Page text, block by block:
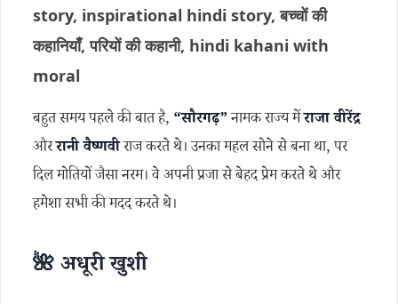
story, inspirational hindi story, बच्चों की
कहानियाँ, परियों की कहानी, hindi kahani with
moral
बहुत समय पहले की बात है, “सौरगढ़”नामक राज्य मेंराजा वीरेंद्र
औररानी वैष्णवीराज करते थे। उनका महल सोने से बना था, पर
दिल मोतियों जैसा नरम। वे अपनी प्रजा से बेहद प्रेम करते थे और
हमेशा सभी की मदद करते थे।
🌺 अधूरी खुशी